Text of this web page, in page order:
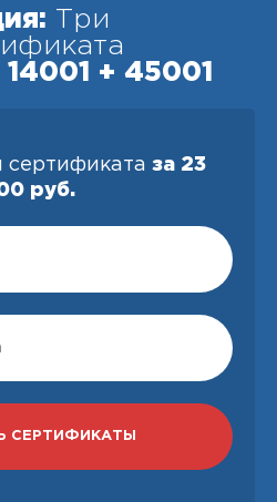
Три
14001 + 45001
сертификата за 23
руб.